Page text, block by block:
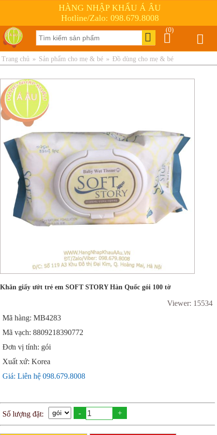
HÀNG NHẬP KHẨU Á ÂU
Hotline/Zalo: 098.679.8008
(0)
Trang chủ » Sản phẩm cho mẹ & bé » Đồ dùng cho mẹ & bé
Khăn giấy ướt trẻ em SOFT STORY Hàn Quốc gói 100 tờ
Viewer: 15534
Mã hàng: MB4283
Mã vạch: 8809218390772
Đơn vị tính: gói
Xuất xứ: Korea
Giá: Liên hệ 098.679.8008
Số lượng đặt: - +